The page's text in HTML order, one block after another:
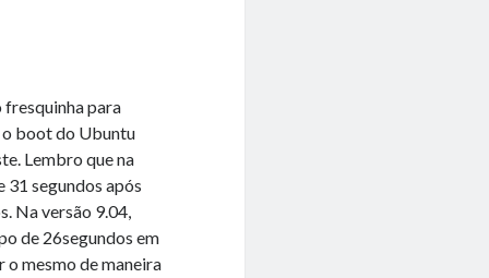
fresquinha para
o boot do Ubuntu
Lembro que na
31 segundos após
Na versão 9.04,
de 26segundos em
mesmo de maneira